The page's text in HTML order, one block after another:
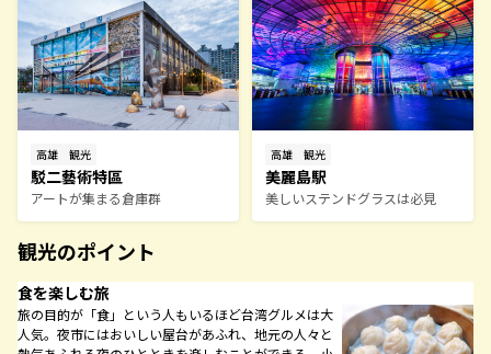
高雄 観光
駁二藝術特區
アートが集まる倉庫群
高雄 観光
美麗島駅
美しいステンドグラスは必見
観光のポイント
食を楽しむ旅
旅の目的が「食」という人もいるほど台湾グルメは大
人気。夜市にはおいしい屋台があふれ、地元の人々と